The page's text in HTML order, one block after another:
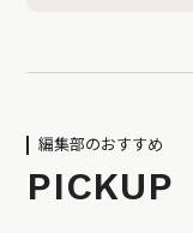
編集部のおすすめ
PICKUP